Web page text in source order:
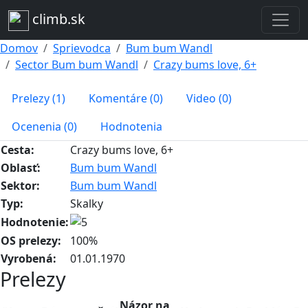
climb.sk
Domov Sprievodca
Bum bum Wandl
Sector Bum bum Wandl
Crazy bums love, 6+
Prelezy (1) Komentáre (0)
Video (0)
Ocenenia (0)
Hodnotenia
Cesta:
Crazy bums love, 6+
Oblasť:
Bum bum Wandl
Sektor:
Bum bum Wandl
Typ:
Skalky
Hodnotenie:
OS prelezy:
100%
Vyrobená:
01.01.1970
Prelezy